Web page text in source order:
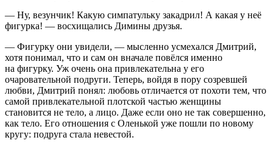
— Ну, везунчик! Какую симпатульку закадрил! А какая у неё
фигурка! — восхищались Димины друзья.
— Фигурку они увидели, — мысленно усмехался Дмитрий,
хотя понимал, что и сам он вначале повёлся именно
на фигурку. Уж очень она привлекательна у его
очаровательной подруги. Теперь, войдя в пору созревшей
любви, Дмитрий понял: любовь отличается от похоти тем, что
самой привлекательной плотской частью женщины
становится не тело, а лицо. Даже если оно не так совершенно,
как тело. Его отношения с Оленькой уже пошли по новому
кругу: подруга стала невестой.